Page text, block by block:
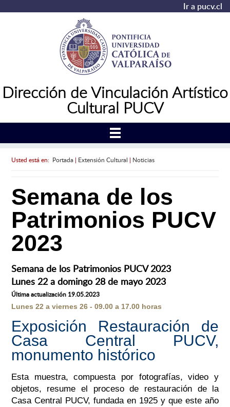
Ir a pucv.cl
Dirección de Vinculación Artístico
Cultural PUCV
Usted está en: Portada| Extensión Cultural | Noticias
Semana de los
Patrimonios PUCV
2023
Semana de los Patrimonios PUCV 2023
Lunes 22 a domingo 28 de mayo 2023
Última actualización 19.05.2023
Lunes 22 a viernes 26 - 09.00 a 17.00 horas
Exposición Restauración de
Casa Central PUCV,
monumento histórico
Esta muestra, compuesta por fotografías, video y
objetos, resume el proceso de restauración de la
Casa Central PUCV, fundada en 1925 y que este año